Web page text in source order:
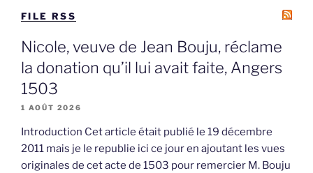
FILE RSS
Nicole, veuve de Jean Bouju, réclame
la donation qu’il lui avait faite, Angers
1503
1 AOÛT 2026
Introduction Cet article était publié le 19 décembre
2011 mais je le republie ici ce jour en ajoutant les vues
originales de cet acte de 1503 pour remercier M. Bouju